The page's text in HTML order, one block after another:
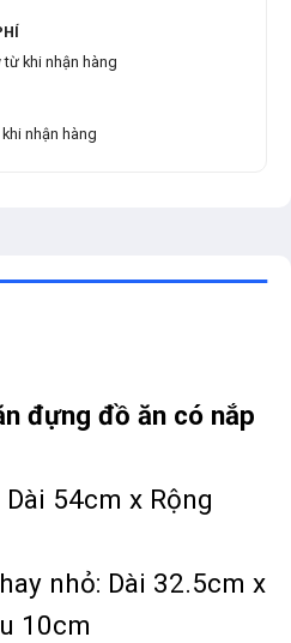
khi nhận hàng
nhận hàng
đựng đồ ăn có nắp
54cm x Rộng
nhỏ: Dài 32.5cm x
10cm